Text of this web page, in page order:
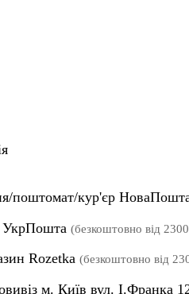
поштомат/кур'єр
УкрПошта (безкоштовно від
Rozetka (безкоштовно від
м. Київ вул. І.Франка